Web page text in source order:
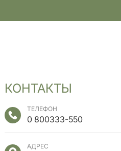
КОНТАКТЫ
ТЕЛЕФОН
0 800333-550
АДРЕС